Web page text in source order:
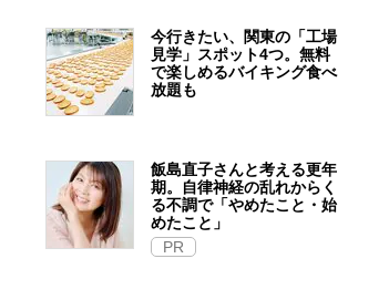
今行きたい、関東の「工場
見学」スポット4つ。無料
で楽しめるバイキング食べ
放題も
飯島直子さんと考える更年
期。自律神経の乱れからく
る不調で「やめたこと・始
めたこと」
PR